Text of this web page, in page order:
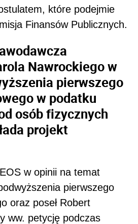
które podejmie
Finansów Publicznych.
Nawrockiego w
pierwszego
w podatku
osób fizycznych
projekt
w opinii na temat
pierwszego
oraz poseł Robert
ww. petycję podczas